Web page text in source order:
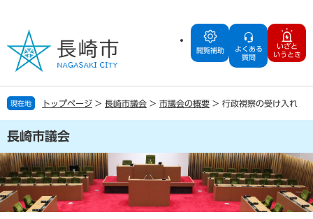
の
で
す
ー
ば
し
本
文
へ
閲覧補助
よくある
質問
いざと
いうとき
現在地 トップページ > 長崎市議会 > 市議会の概要 > 行政視察の受け入れ
長崎市議会